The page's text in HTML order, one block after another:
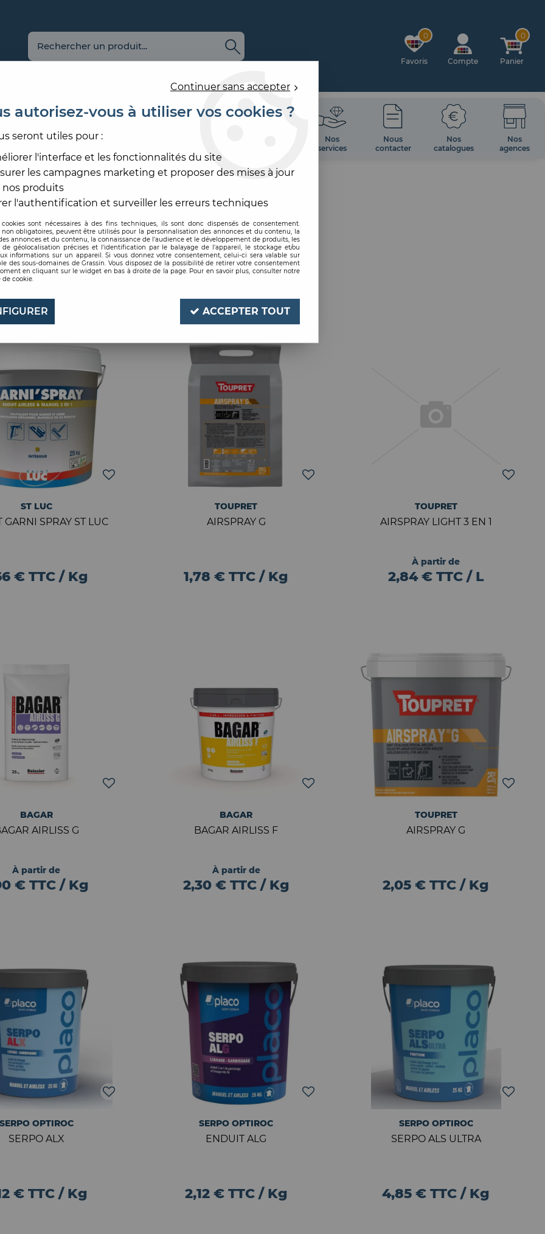
0
Favoris Compte
0
Panier
REVÊTEMENT
OUTILLAGE
Nos
services
Nous
contacter
Nos
catalogues
Nos
agences
AIRLESS
ENDUIT AIRLESS
ST LUC
GARNI SPRAY ST LUC
€ TTC / Kg
TOUPRET
AIRSPRAY G
1,78 € TTC / Kg
TOUPRET
AIRSPRAY LIGHT 3 EN 1
À partir de
2,84 € TTC / L
BAGAR
AIRLISS G
À partir de
€ TTC / Kg
BAGAR
BAGAR AIRLISS F
À partir de
2,30 € TTC / Kg
TOUPRET
AIRSPRAY G
2,05 € TTC / Kg
OPTIROC
SERPO ALX
€ TTC / Kg
SERPO OPTIROC
ENDUIT ALG
2,12 € TTC / Kg
SERPO OPTIROC
SERPO ALS ULTRA
4,85 € TTC / Kg
Continuer sans accepter
autorisez-vous à utiliser vos cookies ?
seront utiles pour :
l'interface et les fonctionnalités du site
les campagnes marketing et proposer des mises à jour
nos produits
l'authentification et surveiller les erreurs techniques
cookies sont nécessaires à des fins techniques, ils sont donc dispensés de consentement.
non obligatoires, peuvent être utilisés pour la personnalisation des annonces et du contenu, la
annonces et du contenu, la connaissance de l'audience et le développement de produits, les
de géolocalisation précises et l'identification par le balayage de l'appareil, le stockage et/ou
informations sur un appareil. Si vous donnez votre consentement, celui-ci sera valable sur
des sous-domaines de Grassin. Vous disposez de la possibilité de retirer votre consentement
en cliquant sur le widget en bas à droite de la page. Pour en savoir plus, consulter notre
cookie.
ACCEPTER TOUT